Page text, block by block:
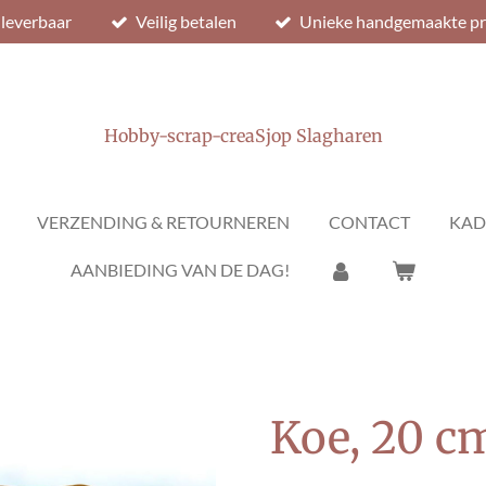
Veilig betalen Unieke handgemaakte
Hobby-scrap-creaSjop Slagharen
VERZENDING & RETOURNEREN CONTACT
AANBIEDING VAN DE DAG!
Koe, 20